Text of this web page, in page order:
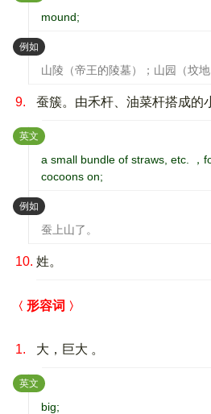
mound;
例如 ：
山陵（帝王的陵墓）；山园（坟地
9. 蚕簇。由禾杆、油菜杆搭成的
英文 ：
a small bundle of straws, etc. ，
cocoons on;
例如 ：
蚕上山了。
10. 姓。
形容词
1. 大，巨大 。
英文 ：
big;